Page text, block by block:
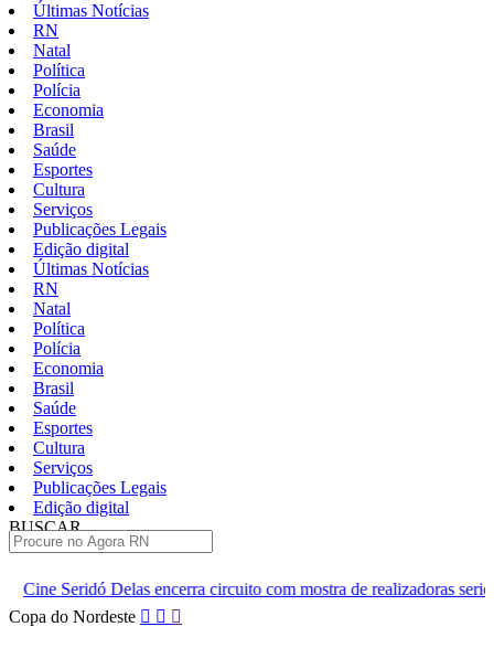
Últimas Notícias
RN
Natal
Política
Polícia
Economia
Brasil
Saúde
Esportes
Cultura
Serviços
Publicações Legais
Edição digital
Últimas Notícias
RN
Natal
Política
Polícia
Economia
Brasil
Saúde
Esportes
Cultura
Serviços
Publicações Legais
Edição digital
BUSCAR
circuito com mostra de realizadoras seridoenses em Caicó
Pular
para
Copa do Nordeste